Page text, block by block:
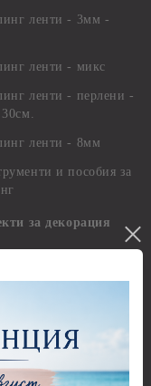
ленти - 3мм -
ленти - микс
ленти - перлени -
ленти - 8мм
и пособия за
за декорация
ленти
квадратчета